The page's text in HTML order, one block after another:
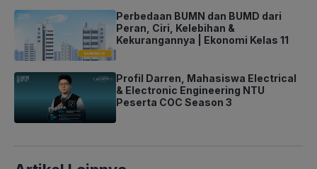
Perbedaan BUMN dan BUMD dari
Peran, Ciri, Kelebihan &
Kekurangannya | Ekonomi Kelas 11
Profil Darren, Mahasiswa Electrical
& Electronic Engineering NTU
Peserta COC Season 3